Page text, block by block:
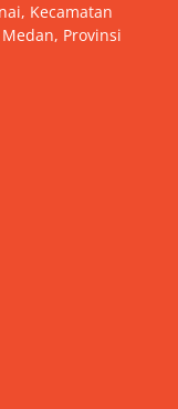
Kecamatan
Provinsi